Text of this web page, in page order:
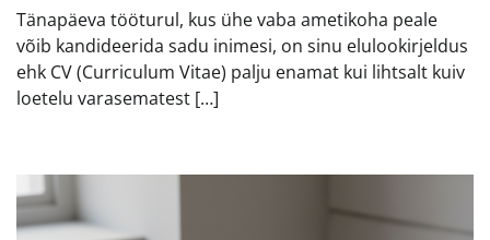
Tänapäeva tööturul, kus ühe vaba ametikoha peale
võib kandideerida sadu inimesi, on sinu elulookirjeldus
ehk CV (Curriculum Vitae) palju enamat kui lihtsalt kuiv
loetelu varasematest […]